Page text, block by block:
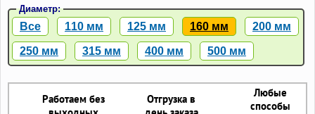
Диаметр:
Все 110 мм 125 мм 160 мм 200 мм
250 мм 315 мм 400 мм 500 мм
Работаем без
Отгрузка в
Любые
способы